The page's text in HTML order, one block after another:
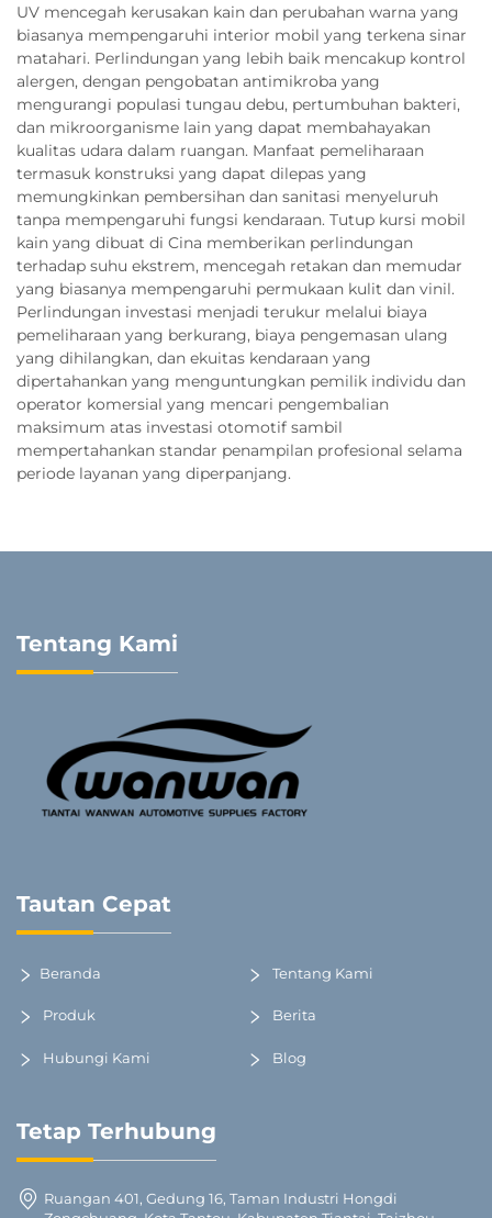
UV mencegah kerusakan kain dan perubahan warna yang
biasanya mempengaruhi interior mobil yang terkena sinar
matahari. Perlindungan yang lebih baik mencakup kontrol
alergen, dengan pengobatan antimikroba yang
mengurangi populasi tungau debu, pertumbuhan bakteri,
dan mikroorganisme lain yang dapat membahayakan
kualitas udara dalam ruangan. Manfaat pemeliharaan
termasuk konstruksi yang dapat dilepas yang
memungkinkan pembersihan dan sanitasi menyeluruh
tanpa mempengaruhi fungsi kendaraan. Tutup kursi mobil
kain yang dibuat di Cina memberikan perlindungan
terhadap suhu ekstrem, mencegah retakan dan memudar
yang biasanya mempengaruhi permukaan kulit dan vinil.
Perlindungan investasi menjadi terukur melalui biaya
pemeliharaan yang berkurang, biaya pengemasan ulang
yang dihilangkan, dan ekuitas kendaraan yang
dipertahankan yang menguntungkan pemilik individu dan
operator komersial yang mencari pengembalian
maksimum atas investasi otomotif sambil
mempertahankan standar penampilan profesional selama
periode layanan yang diperpanjang.
Tentang Kami
Tautan Cepat
Beranda Tentang Kami
Produk Berita
Hubungi Kami Blog
Tetap Terhubung
Ruangan 401, Gedung 16, Taman Industri Hongdi